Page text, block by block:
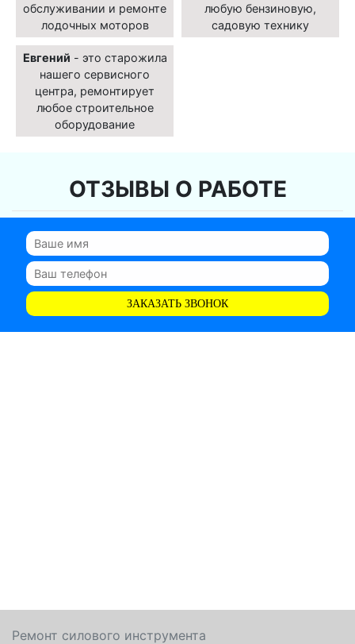
обслуживании и ремонте
лодочных моторов
любую бензиновую,
садовую технику
Евгений - это старожила
нашего сервисного
центра, ремонтирует
любое строительное
оборудование
ОТЗЫВЫ О РАБОТЕ
ЗАКАЗАТЬ ЗВОНОК
Ремонт силового инструмента